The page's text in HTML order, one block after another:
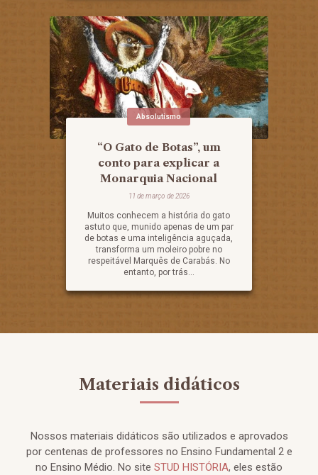
Absolutismo
“O Gato de Botas”, um
conto para explicar a
Monarquia Nacional
11 de março de 2026
Muitos conhecem a história do gato
astuto que, munido apenas de um par
de botas e uma inteligência aguçada,
transforma um moleiro pobre no
respeitável Marquês de Carabás. No
entanto, por trás...
Materiais didáticos
Nossos materiais didáticos são utilizados e aprovados
por centenas de professores no Ensino Fundamental 2 e
no Ensino Médio. No site STUD HISTÓRIA, eles estão